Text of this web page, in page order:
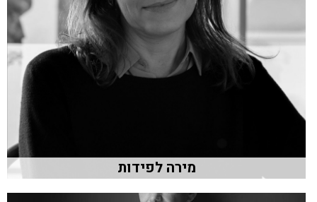
מירה לפידות